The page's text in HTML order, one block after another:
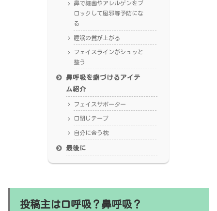
鼻で細菌やアレルゲンをブ
ロックして風邪等予防にな
る
睡眠の質が上がる
フェイスラインがシュッと
整う
鼻呼吸を癖づけるアイテ
ム紹介
フェイスサポーター
口閉じテープ
自分に合う枕
最後に
投稿主は口呼吸？鼻呼吸？